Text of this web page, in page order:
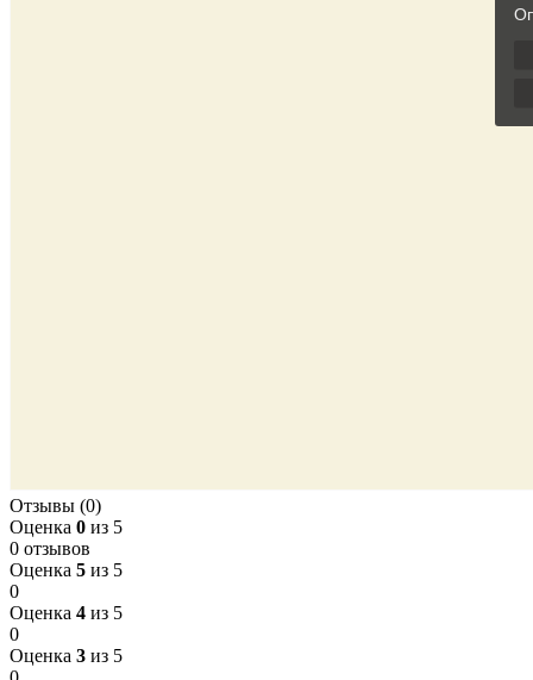
Отзывы (0)
Оценка 0 из 5
0 отзывов
Оценка 5 из 5
0
Оценка 4 из 5
0
Оценка 3 из 5